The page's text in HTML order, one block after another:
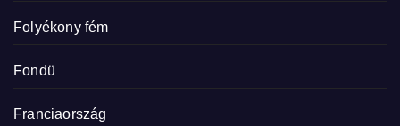
Folyékony fém
Fondü
Franciaország